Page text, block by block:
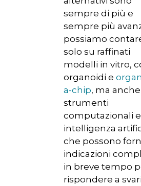
sempre di più e
sempre più
possiamo
solo su raffinati
modelli in vitro,
organoidi e
a-chip, ma
strumenti
computazionali
intelligenza
che possono
indicazioni
in breve tempo
rispondere a